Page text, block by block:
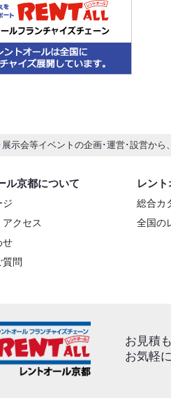
示会等イベントの企画･運営･設営か
ル京都について
ジ
クセス
せ
質問
レン
総合カ
全国の
お見積
お気軽